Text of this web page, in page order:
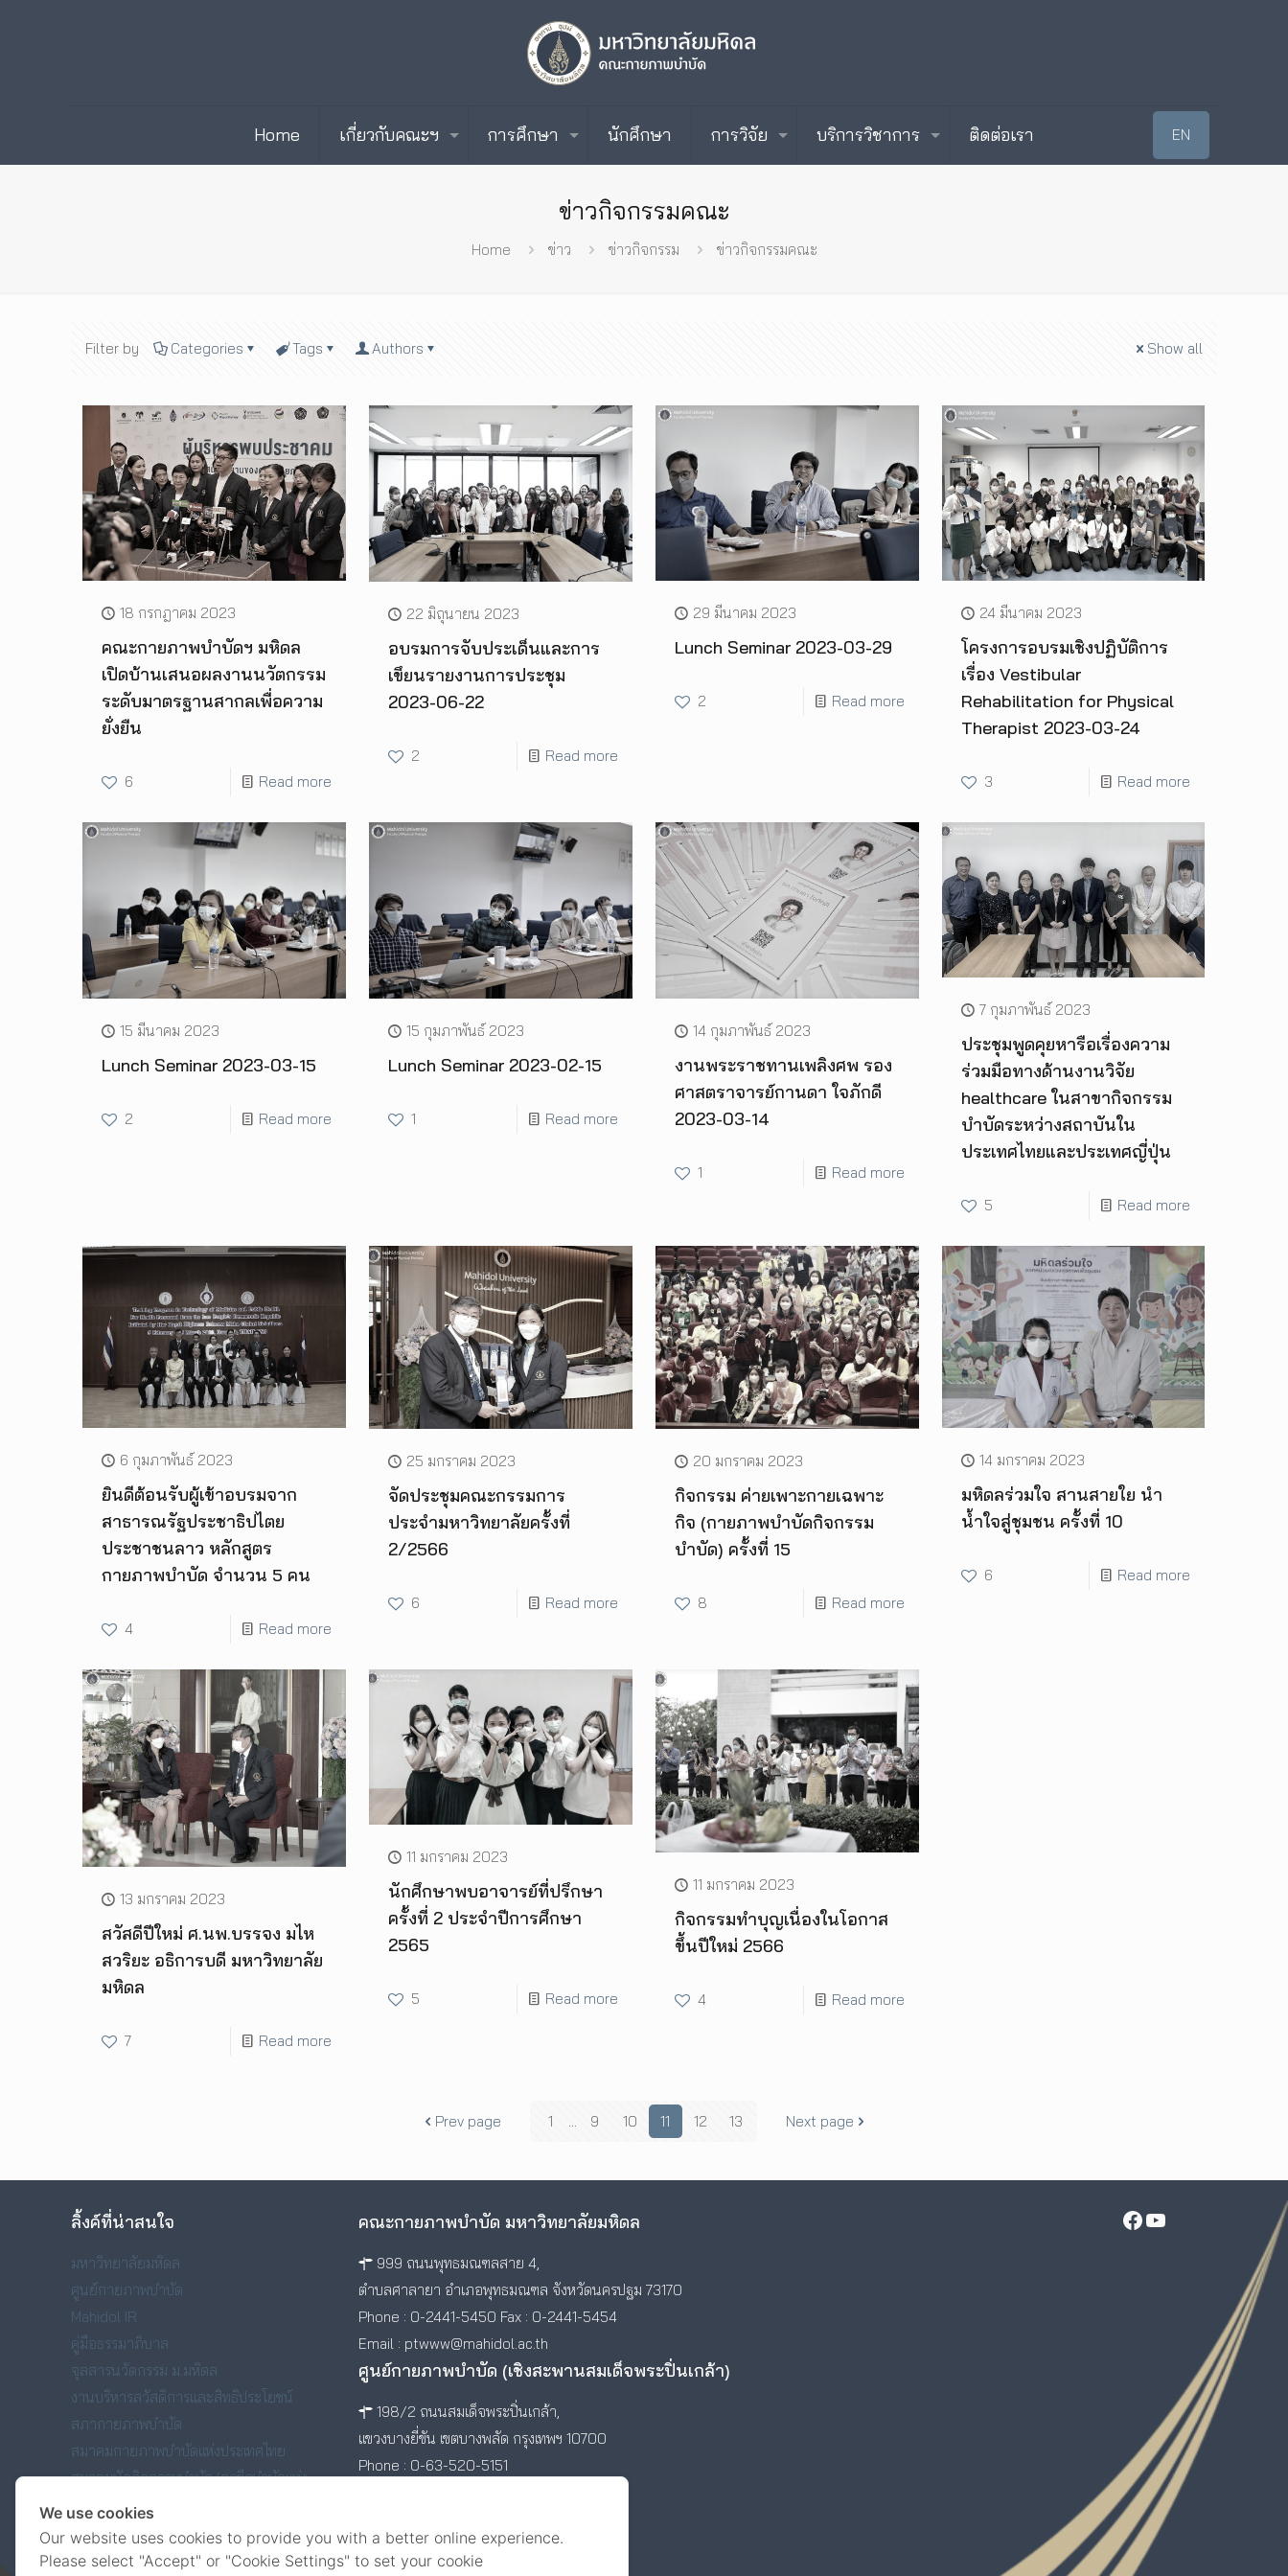
Home เกี่ยวกับคณะฯ การศึกษา นักศึกษา การวิจัย บริการวิชาการ ติดต่อเรา EN
ข่าวกิจกรรมคณะ
Home ข่าว ข่าวกิจกรรม ข่าวกิจกรรมคณะ
Filter by Categories Tags Authors Show all
18 กรกฎาคม 2023
คณะกายภาพบำบัดฯ มหิดล
เปิดบ้านเสนอผลงานนวัตกรรม
ระดับมาตรฐานสากลเพื่อความ
ยั่งยืน
6 Read more
22 มิถุนายน 2023
อบรมการจับประเด็นและการ
เขึยนรายงานการประชุม
2023-06-22
2 Read more
29 มีนาคม 2023
Lunch Seminar 2023-03-29
2 Read more
24 มีนาคม 2023
โครงการอบรมเชิงปฏิบัติการ
เรื่อง Vestibular
Rehabilitation for Physical
Therapist 2023-03-24
3 Read more
15 มีนาคม 2023
Lunch Seminar 2023-03-15
2 Read more
15 กุมภาพันธ์ 2023
Lunch Seminar 2023-02-15
1 Read more
14 กุมภาพันธ์ 2023
งานพระราชทานเพลิงศพ รอง
ศาสตราจารย์กานดา ใจภักดี
2023-03-14
1 Read more
7 กุมภาพันธ์ 2023
ประชุมพูดคุยหารือเรื่องความ
ร่วมมือทางด้านงานวิจัย
healthcare ในสาขากิจกรรม
บำบัดระหว่างสถาบันใน
ประเทศไทยและประเทศญี่ปุ่น
5 Read more
6 กุมภาพันธ์ 2023
ยินดีต้อนรับผู้เข้าอบรมจาก
สาธารณรัฐประชาธิปไตย
ประชาชนลาว หลักสูตร
กายภาพบำบัด จำนวน 5 คน
4 Read more
25 มกราคม 2023
จัดประชุมคณะกรรมการ
ประจำมหาวิทยาลัยครั้งที่
2/2566
6 Read more
20 มกราคม 2023
กิจกรรม ค่ายเพาะกายเฉพาะ
กิจ (กายภาพบำบัดกิจกรรม
บำบัด) ครั้งที่ 15
8 Read more
14 มกราคม 2023
มหิดลร่วมใจ สานสายใย นำ
น้ำใจสู่ชุมชน ครั้งที่ 10
6 Read more
13 มกราคม 2023
สวัสดีปีใหม่ ศ.นพ.บรรจง มไห
สวริยะ อธิการบดี มหาวิทยาลัย
มหิดล
7 Read more
11 มกราคม 2023
นักศึกษาพบอาจารย์ที่ปรึกษา
ครั้งที่ 2 ประจำปีการศึกษา
2565
5 Read more
11 มกราคม 2023
กิจกรรมทำบุญเนื่องในโอกาส
ขึ้นปีใหม่ 2566
4 Read more
Prev page 1 ... 9 10 11 12 13 Next page
ลิ้งค์ที่น่าสนใจ
มหาวิทยาลัยมหิดล
ศูนย์กายภาพบำบัด
Mahidol IR
คู่มือธรรมาภิบาล
จุลสารนวัตกรรม ม.มหิดล
งานบริหารสวัสดิการและสิทธิประโยชน์
สภากายภาพบำบัด
สมาคมกายภาพบำบัดแห่งประเทศไทย
สมาคมนักกิจกรรมบำบัด/อาชีวบำบัดแห่ง
ประเทศไทย
สมาคมศิษย์เก่าคณะกายภาพบำบัด มหาวิทยาลัย
มหิดล
คณะกายภาพบำบัด มหาวิทยาลัยมหิดล
999 ถนนพุทธมณฑลสาย 4,
ตำบลศาลายา อำเภอพุทธมณฑล จังหวัดนครปฐม 73170
Phone : 0-2441-5450 Fax : 0-2441-5454
Email : ptwww@mahidol.ac.th
ศูนย์กายภาพบำบัด (เชิงสะพานสมเด็จพระปิ่นเกล้า)
198/2 ถนนสมเด็จพระปิ่นเกล้า,
แขวงบางยี่ขัน เขตบางพลัด กรุงเทพฯ 10700
Phone : 0-63-520-5151
Facebook YouTube
We use cookies
Our website uses cookies to provide you with a better online experience.
Please select "Accept" or "Cookie Settings" to set your cookie